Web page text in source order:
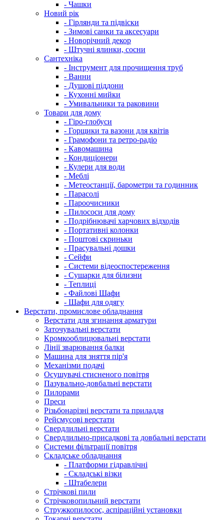
- Чашки
Новий рік
- Гірлянди та підвіски
- Зимові санки та аксесуари
- Новорічний декор
- Штучні ялинки, сосни
Сантехніка
- Інструмент для прочищення труб
- Ванни
- Душові піддони
- Кухонні мийки
- Умивальники та раковини
Товари для дому
- Гіро-глобуси
- Горщики та вазони для квітів
- Грамофони та ретро-радіо
- Кавомашина
- Кондиціонери
- Кулери для води
- Меблі
- Метеостанції, барометри та годинник
- Парасолі
- Пароочисники
- Пилососи для дому
- Подрібнювачі харчових відходів
- Портативні колонки
- Поштові скриньки
- Прасувальні дошки
- Сейфи
- Системи відеоспостереження
- Сушарки для білизни
- Теплиці
- Файлові Шафи
- Шафи для одягу
Верстати, промислове обладнання
Верстати для згинання арматури
Заточувальні верстати
Кромкооблицювальні верстати
Лінії зварювання балки
Машина для зняття пір'я
Механізми подачі
Осушувачі стисненого повітря
Пазувально-довбальні верстати
Пилорами
Преси
Різьбонарізні верстати та приладдя
Рейсмусові верстати
Свердлильні верстати
Свердлильно-присадкові та довбальні верстати
Системи фільтрації повітря
Складське обладнання
- Платформи гідравлічні
- Складські візки
- Штабелери
Стрічкові пили
Стрічковопильний верстати
Стружкопилосос, аспіраційні установки